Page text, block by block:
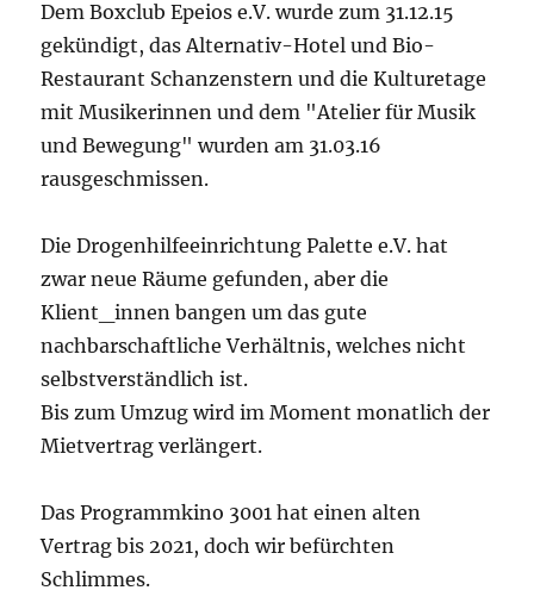
Dem Boxclub Epeios e.V. wurde zum 31.12.15
gekündigt, das Alternativ-Hotel und Bio-
Restaurant Schanzenstern und die Kulturetage
mit Musikerinnen und dem "Atelier für Musik
und Bewegung" wurden am 31.03.16
rausgeschmissen.
Die Drogenhilfeeinrichtung Palette e.V. hat
zwar neue Räume gefunden, aber die
Klient_innen bangen um das gute
nachbarschaftliche Verhältnis, welches nicht
selbstverständlich ist.
Bis zum Umzug wird im Moment monatlich der
Mietvertrag verlängert.
Das Programmkino 3001 hat einen alten
Vertrag bis 2021, doch wir befürchten
Schlimmes.